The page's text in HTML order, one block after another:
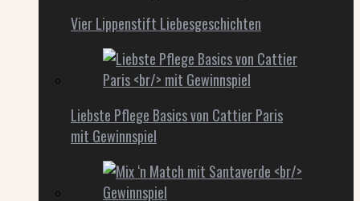
Vier Lippenstift Liebesgeschichten
Liebste Pflege Basics von Cattier Paris
mit Gewinnspiel